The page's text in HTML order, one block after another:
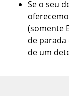
Se o seu
(somente
de parada
de um